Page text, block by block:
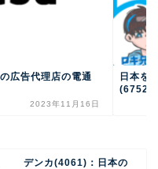
広告代理店の電通
2023年11月16日
日本を
(6752)
デンカ(4061)：日本の